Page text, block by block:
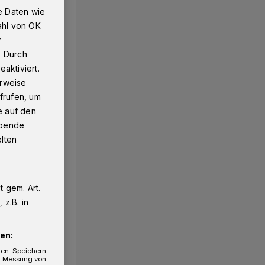
Daten wie
von OK
Durch
um
auf den
gem. Art.
z.B. in
Speichern
von